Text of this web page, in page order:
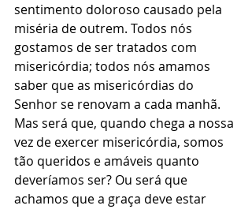
sentimento doloroso causado pela
miséria de outrem. Todos nós
gostamos de ser tratados com
misericórdia; todos nós amamos
saber que as misericórdias do
Senhor se renovam a cada manhã.
Mas será que, quando chega a nossa
vez de exercer misericórdia, somos
tão queridos e amáveis quanto
deveríamos ser? Ou será que
achamos que a graça deve estar